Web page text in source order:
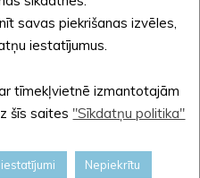
domas
Alūksnē notiks
savas piekrišanas izvēles,
iestatījumus.
tīmekļvietnē izmantotajām
šīs saites "Sīkdatņu politika"
Nepiekrītu